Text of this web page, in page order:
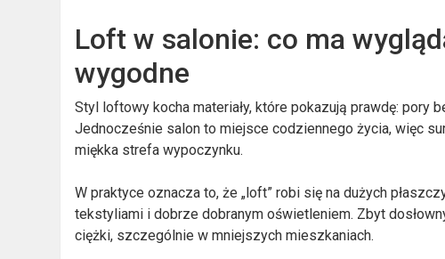
Loft w salonie: co ma
wygodne
Styl loftowy kocha materiały, które pokazują prawdę: pory
Jednocześnie salon to miejsce codziennego życia, więc
miękka strefa wypoczynku.
W praktyce oznacza to, że „loft” robi się na dużych
tekstyliami i dobrze dobranym oświetleniem. Zbyt
ciężki, szczególnie w mniejszych mieszkaniach.